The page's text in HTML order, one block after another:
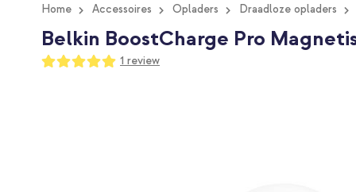
Home Accessoires Opladers Draadloze opladers
Belkin BoostCharge Pro
Waardering:
100
100
1 review